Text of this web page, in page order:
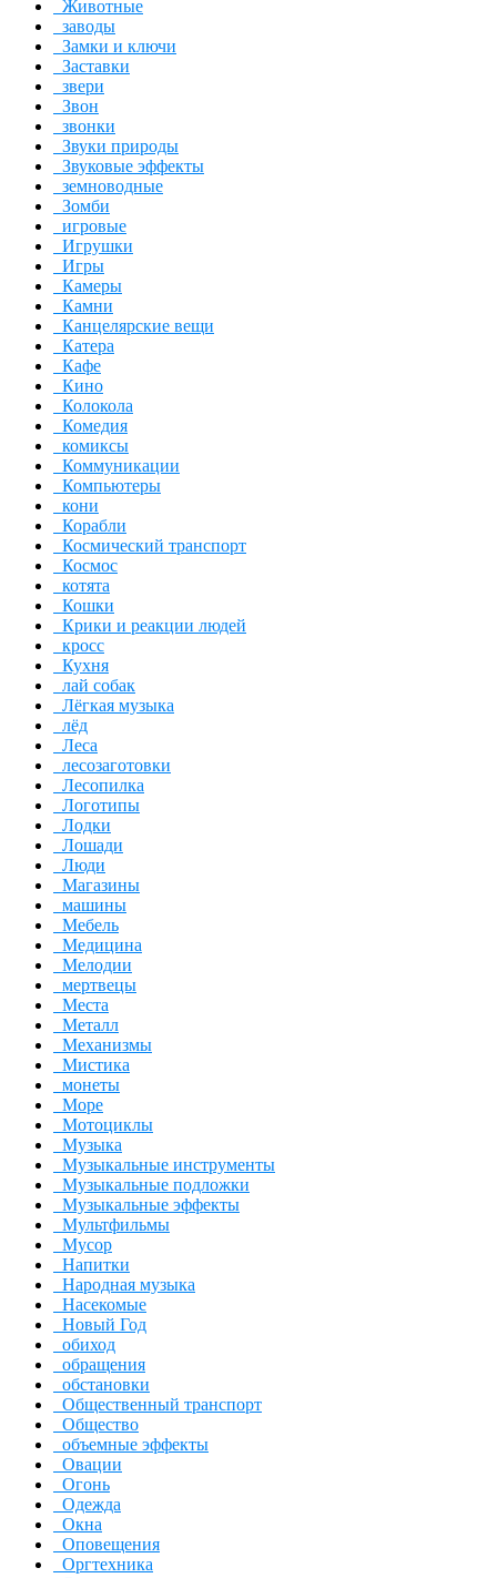
Животные
заводы
Замки и ключи
Заставки
звери
Звон
звонки
Звуки природы
Звуковые эффекты
земноводные
Зомби
игровые
Игрушки
Игры
Камеры
Камни
Канцелярские вещи
Катера
Кафе
Кино
Колокола
Комедия
комиксы
Коммуникации
Компьютеры
кони
Корабли
Космический транспорт
Космос
котята
Кошки
Крики и реакции людей
кросс
Кухня
лай собак
Лёгкая музыка
лёд
Леса
лесозаготовки
Лесопилка
Логотипы
Лодки
Лошади
Люди
Магазины
машины
Мебель
Медицина
Мелодии
мертвецы
Места
Металл
Механизмы
Мистика
монеты
Море
Мотоциклы
Музыка
Музыкальные инструменты
Музыкальные подложки
Музыкальные эффекты
Мультфильмы
Мусор
Напитки
Народная музыка
Насекомые
Новый Год
обиход
обращения
обстановки
Общественный транспорт
Общество
объемные эффекты
Овации
Огонь
Одежда
Окна
Оповещения
Оргтехника